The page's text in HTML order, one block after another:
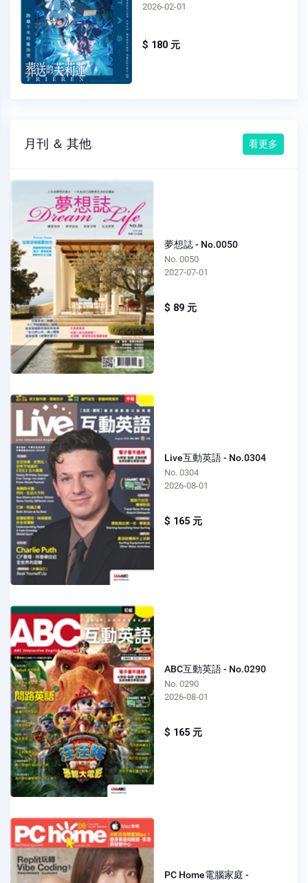
2026-01-01
$ 180 元
月刊 ＆ 其他 看更多
夢想誌 - No.0050
No. 0050
2027-07-01
$ 89 元
Live互動英語 - No.0304
No. 0304
2026-08-01
$ 165 元
ABC互動英語 - No.0290
No. 0290
2026-08-01
$ 165 元
PC Home電腦家庭 -